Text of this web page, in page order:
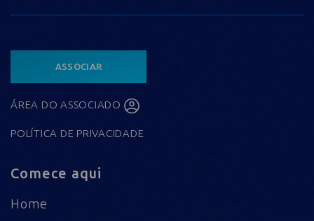
ASSOCIAR
ÁREA DO ASSOCIADO
POLÍTICA DE PRIVACIDADE
Comece aqui
Home